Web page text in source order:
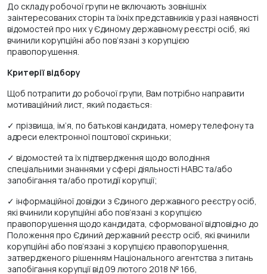
До складу робочої групи не включають зовнішніх
заінтересованих сторін та їхніх представників у разі наявності
відомостей про них у Єдиному державному реєстрі осіб, які
вчинили корупційні або пов’язані з корупцією
правопорушення.
Критерії відбору
Щоб потрапити до робочої групи, Вам потрібно направити
мотиваційний лист, який подається:
✓ прізвища, ім’я, по батькові кандидата, номеру телефону та
адреси електронної поштової скриньки;
✓ відомостей та їх підтвердження щодо володіння
спеціальними знаннями у сфері діяльності НАВС та/або
запобігання та/або протидії корупції;
✓ інформаційної довідки з Єдиного державного реєстру осіб,
які вчинили корупційні або пов’язані з корупцією
правопорушення щодо кандидата, сформованої відповідно до
Положення про Єдиний державний реєстр осіб, які вчинили
корупційні або пов’язані з корупцією правопорушення,
затвердженого рішенням Національного агентства з питань
запобігання корупції від 09 лютого 2018 № 166,